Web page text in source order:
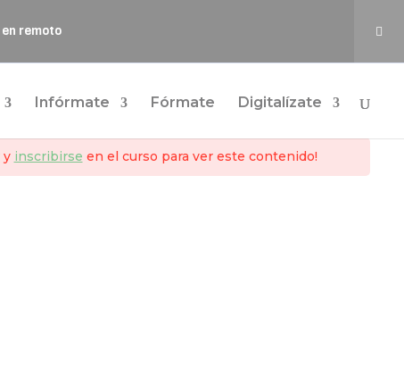
Infórmate Fórmate Digitalízate
remoto
y inscribirse en el curso para ver este contenido!